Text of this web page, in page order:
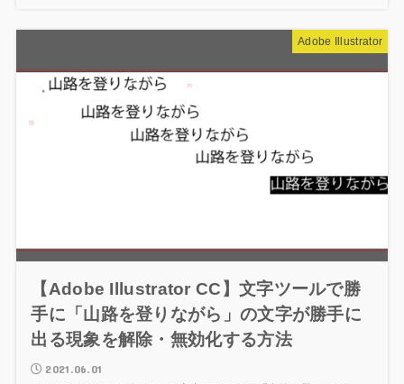
Adobe Illustrator
【Adobe Illustrator CC】文字ツールで勝
手に「山路を登りながら」の文字が勝手に
出る現象を解除・無効化する方法
2021.06.01